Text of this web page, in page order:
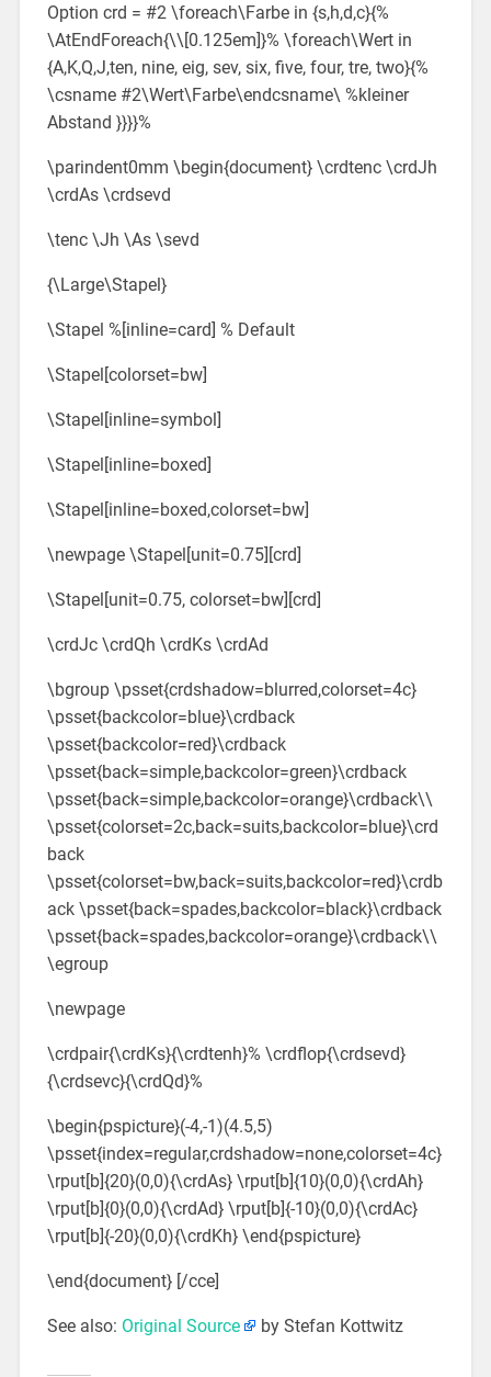
Option crd = #2 \foreach\Farbe in {s,h,d,c}{%
\AtEndForeach{\\[0.125em]}% \foreach\Wert in
{A,K,Q,J,ten, nine, eig, sev, six, five, four, tre, two}{%
\csname #2\Wert\Farbe\endcsname\ %kleiner
Abstand }}}}%
\parindent0mm \begin{document} \crdtenc \crdJh
\crdAs \crdsevd
\tenc \Jh \As \sevd
{\Large\Stapel}
\Stapel %[inline=card] % Default
\Stapel[colorset=bw]
\Stapel[inline=symbol]
\Stapel[inline=boxed]
\Stapel[inline=boxed,colorset=bw]
\newpage \Stapel[unit=0.75][crd]
\Stapel[unit=0.75, colorset=bw][crd]
\crdJc \crdQh \crdKs \crdAd
\bgroup \psset{crdshadow=blurred,colorset=4c}
\psset{backcolor=blue}\crdback
\psset{backcolor=red}\crdback
\psset{back=simple,backcolor=green}\crdback
\psset{back=simple,backcolor=orange}\crdback\\
\psset{colorset=2c,back=suits,backcolor=blue}\crd
back
\psset{colorset=bw,back=suits,backcolor=red}\crdb
ack \psset{back=spades,backcolor=black}\crdback
\psset{back=spades,backcolor=orange}\crdback\\
\egroup
\newpage
\crdpair{\crdKs}{\crdtenh}% \crdflop{\crdsevd}
{\crdsevc}{\crdQd}%
\begin{pspicture}(-4,-1)(4.5,5)
\psset{index=regular,crdshadow=none,colorset=4c}
\rput[b]{20}(0,0){\crdAs} \rput[b]{10}(0,0){\crdAh}
\rput[b]{0}(0,0){\crdAd} \rput[b]{-10}(0,0){\crdAc}
\rput[b]{-20}(0,0){\crdKh} \end{pspicture}
\end{document} [/cce]
See also: Original Source by Stefan Kottwitz